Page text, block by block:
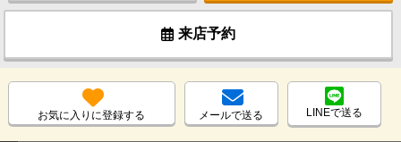
来店予約
お気に入りに登録する メールで送る LINEで送る